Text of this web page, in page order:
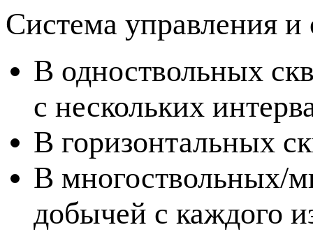
Система управления
В одноствольных
с нескольких
В горизонтальных
В многоствольных/
добычей с каждого